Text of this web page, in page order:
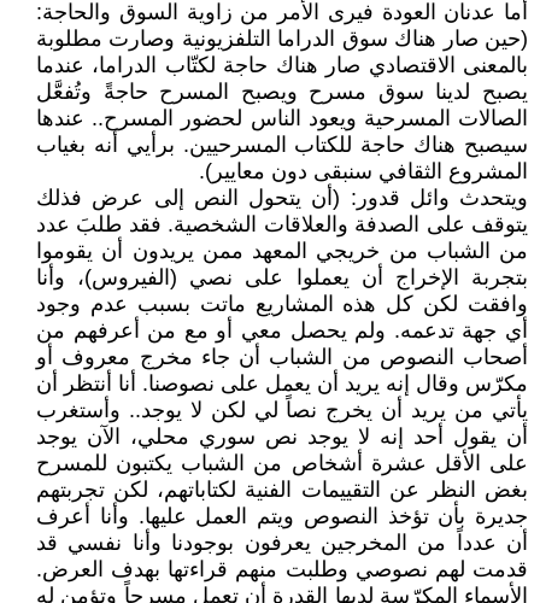
أما عدنان العودة فيرى الأمر من زاوية السوق والحاجة:
(حين صار هناك سوق الدراما التلفزيونية وصارت مطلوبة
بالمعنى الاقتصادي صار هناك حاجة لكتّاب الدراما، عندما
يصبح لدينا سوق مسرح ويصبح المسرح حاجةً وتُفعَّل
الصالات المسرحية ويعود الناس لحضور المسرح.. عندها
سيصبح هناك حاجة للكتاب المسرحيين. برأيي أنه بغياب
المشروع الثقافي سنبقى دون معايير).
ويتحدث وائل قدور: (أن يتحول النص إلى عرض فذلك
يتوقف على الصدفة والعلاقات الشخصية. فقد طلبَ عدد
من الشباب من خريجي المعهد ممن يريدون أن يقوموا
بتجربة الإخراج أن يعملوا على نصي (الفيروس)، وأنا
وافقت لكن كل هذه المشاريع ماتت بسبب عدم وجود
أي جهة تدعمه. ولم يحصل معي أو مع من أعرفهم من
أصحاب النصوص من الشباب أن جاء مخرج معروف أو
مكرّس وقال إنه يريد أن يعمل على نصوصنا. أنا أنتظر أن
يأتي من يريد أن يخرج نصاً لي لكن لا يوجد.. وأستغرب
أن يقول أحد إنه لا يوجد نص سوري محلي، الآن يوجد
على الأقل عشرة أشخاص من الشباب يكتبون للمسرح
بغض النظر عن التقييمات الفنية لكتاباتهم، لكن تجربتهم
جديرة بأن تؤخذ النصوص ويتم العمل عليها. وأنا أعرف
أن عدداً من المخرجين يعرفون بوجودنا وأنا نفسي قد
قدمت لهم نصوصي وطلبت منهم قراءتها بهدف العرض.
الأسماء المكرّسة لديها القدرة أن تعمل مسرحاً وتؤمن له